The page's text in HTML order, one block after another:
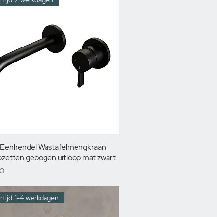
Wastafelmengkraan
gebogen uitloop mat zwart
1-4 werkdagen